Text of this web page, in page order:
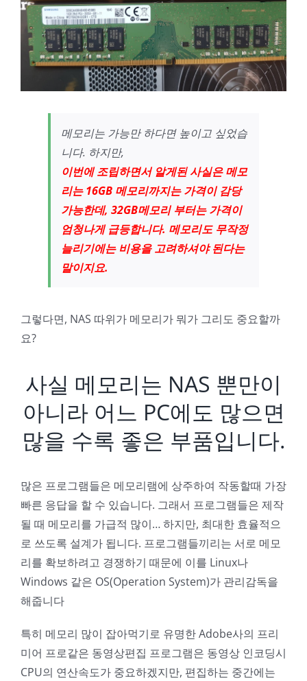
메모리는 가능만 하다면 높이고 싶었습
니다. 하지만,
이번에 조립하면서 알게된 사실은 메모
리는 16GB 메모리까지는 가격이 감당
가능한데, 32GB메모리 부터는 가격이
엄청나게 급등합니다. 메모리도 무작정
늘리기에는 비용을 고려하셔야 된다는
말이지요.
그렇다면, NAS 따위가 메모리가 뭐가 그리도 중요할까
요?
사실 메모리는 NAS 뿐만이
아니라 어느 PC에도 많으면
많을 수록 좋은 부품입니다.
많은 프로그램들은 메모리램에 상주하여 작동할때 가장
빠른 응답을 할 수 있습니다. 그래서 프로그램들은 제작
될 때 메모리를 가급적 많이… 하지만, 최대한 효율적으
로 쓰도록 설계가 됩니다. 프로그램들끼리는 서로 메모
리를 확보하려고 경쟁하기 때문에 이를 Linux나
Windows 같은 OS(Operation System)가 관리감독을
해줍니다
특히 메모리 많이 잡아먹기로 유명한 Adobe사의 프리
미어 프로같은 동영상편집 프로그램은 동영상 인코딩시
CPU의 연산속도가 중요하겠지만, 편집하는 중간에는